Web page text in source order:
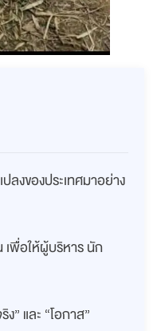
งของประเทศมาอย่าง
พื่อให้ผู้บริหาร นัก
” และ “โอกาส”